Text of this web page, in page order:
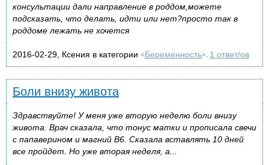
консультации дали направление в роддом,можете
подсказать, что делать, идти или нет?просто так в
роддоме лежать не хочется
2016-02-29, Ксения в категории «Беременность», 1 ответ/ов
Боли внизу живота
Здравствуйте! У меня уже вторую неделю боли внизу
живота. Врач сказала, что тонус матки и прописала свечи
с папаверином и магний В6. Сказала вставлять 10 дней
все пройдет. Но уже вторая неделя, а...